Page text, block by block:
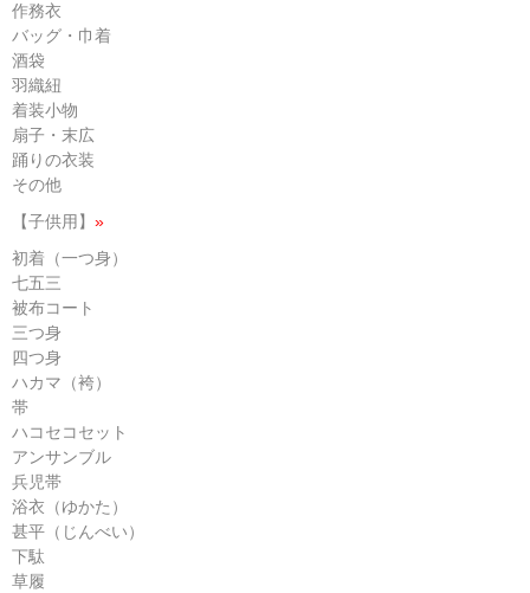
作務衣
バッグ・巾着
酒袋
羽織紐
着装小物
扇子・末広
踊りの衣装
その他
【子供用】 »
初着（一つ身）
七五三
被布コート
三つ身
四つ身
ハカマ（袴）
帯
ハコセコセット
アンサンブル
兵児帯
浴衣（ゆかた）
甚平（じんべい）
下駄
草履